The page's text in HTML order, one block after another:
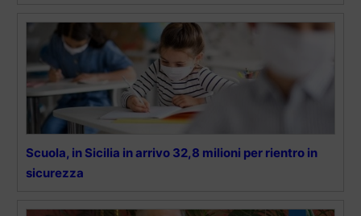
Scuola, in Sicilia in arrivo 32,8 milioni per rientro in
sicurezza